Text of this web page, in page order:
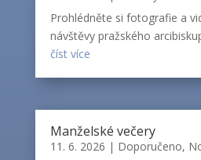
Prohlédněte si fotografie a
návštěvy pražského
číst více
Manželské večery
11. 6. 2026 | Doporučeno,